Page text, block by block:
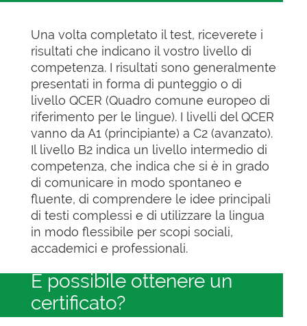
Una volta completato il test, riceverete i
risultati che indicano il vostro livello di
competenza. I risultati sono generalmente
presentati in forma di punteggio o di
livello QCER (Quadro comune europeo di
riferimento per le lingue). I livelli del QCER
vanno da A1 (principiante) a C2 (avanzato).
Il livello B2 indica un livello intermedio di
competenza, che indica che si è in grado
di comunicare in modo spontaneo e
fluente, di comprendere le idee principali
di testi complessi e di utilizzare la lingua
in modo flessibile per scopi sociali,
accademici e professionali.
È possibile ottenere un
certificato?